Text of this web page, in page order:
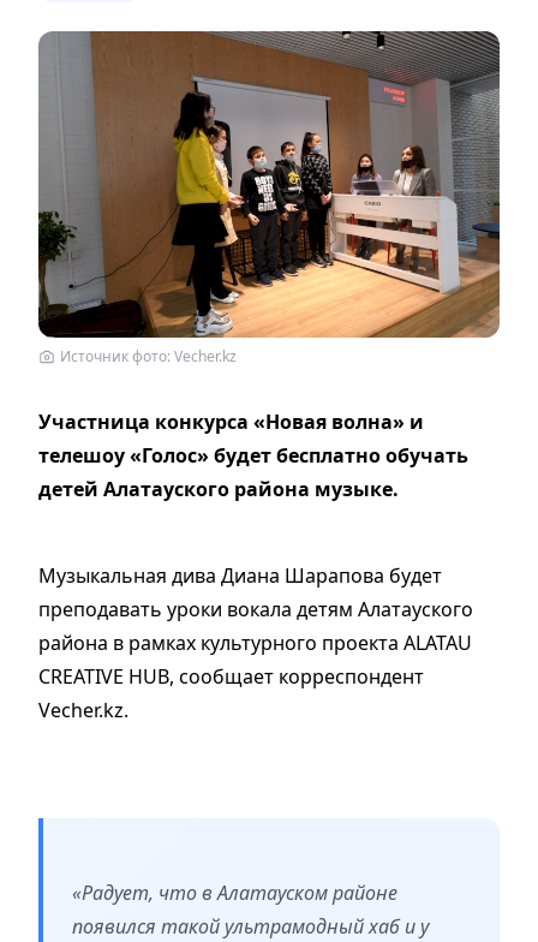
Источник фото: Vecher.kz
Участница конкурса «Новая волна» и
телешоу «Голос» будет бесплатно обучать
детей Алатауского района музыке.
Музыкальная дива Диана Шарапова будет
преподавать уроки вокала детям Алатауского
района в рамках культурного проекта ALATAU
CREATIVE HUB, сообщает корреспондент
Vecher.kz.
«Радует, что в Алатауском районе
появился такой ультрамодный хаб и у